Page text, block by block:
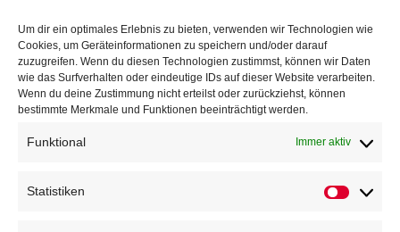
Um dir ein optimales Erlebnis zu bieten, verwenden wir Technologien wie
Cookies, um Geräteinformationen zu speichern und/oder darauf
zuzugreifen. Wenn du diesen Technologien zustimmst, können wir Daten
wie das Surfverhalten oder eindeutige IDs auf dieser Website verarbeiten.
Wenn du deine Zustimmung nicht erteilst oder zurückziehst, können
bestimmte Merkmale und Funktionen beeinträchtigt werden.
Funktional Immer aktiv
Statistiken
Veranstaltungen
Höffner Run
Schnuppertag